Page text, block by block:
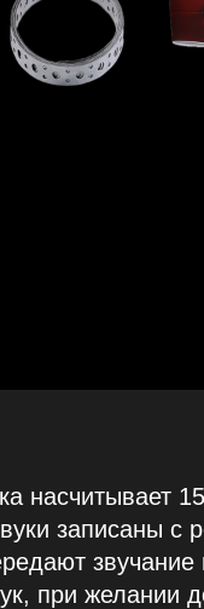
насчитывает
записаны с
при желании